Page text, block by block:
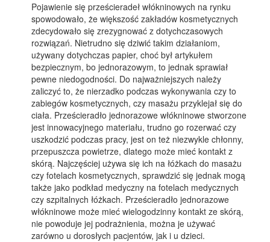
Pojawienie się prześcieradeł włókninowych na rynku
spowodowało, że większość zakładów kosmetycznych
zdecydowało się zrezygnować z dotychczasowych
rozwiązań. Nietrudno się dziwić takim działaniom,
używany dotychczas papier, choć był artykułem
bezpiecznym, bo jednorazowym, to jednak sprawiał
pewne niedogodności. Do najważniejszych należy
zaliczyć to, że nierzadko podczas wykonywania czy to
zabiegów kosmetycznych, czy masażu przyklejał się do
ciała. Prześcieradło jednorazowe włókninowe stworzone
jest innowacyjnego materiału, trudno go rozerwać czy
uszkodzić podczas pracy, jest on też niezwykle chłonny,
przepuszcza powietrze, dlatego może mieć kontakt z
skórą. Najczęściej używa się ich na łóżkach do masażu
czy fotelach kosmetycznych, sprawdzić się jednak mogą
także jako podkład medyczny na fotelach medycznych
czy szpitalnych łóżkach. Prześcieradło jednorazowe
włókninowe może mieć wielogodzinny kontakt ze skórą,
nie powoduje jej podrażnienia, można je używać
zarówno u dorosłych pacjentów, jak i u dzieci.